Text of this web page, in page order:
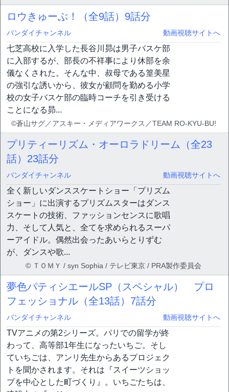
ロウきゅーぶ！（全9話） 9話分
バンダイチャンネル 動画視聴サイトへ
七芝高校に入学した長谷川昴は男子バスケ部
に入部するが、部長の不祥事により休部を余
儀なくされた。そんな中、叔母である篁美星
の強引な誘いから、彼女が顧問を勤める小学
校の女子バスケ部の臨時コーチを引き受ける
ことになる昴...
©蒼山サグ／アスキー・メディアワークス／TEAM RO-KYU-BU!
プリティーリズム・オーロラドリーム（全23
話） 23話分
バンダイチャンネル 動画視聴サイトへ
全く新しいダンススケートショー「プリズム
ショー」に出演するプリズムスターはダンス
スケートの技術、ファッションセンスに歌唱
力、そして人気と、全てを求められるスーパ
ーアイドル。偶然出会ったあいらとりずむ
が、ダンスや歌...
© ＴＯＭＹ / syn Sophia / テレビ東京 / PRA製作委員会
夢色パティシエールSP（スペシャル） プロ
フェッショナル（全13話） 7話分
バンダイチャンネル 動画視聴サイトへ
TVアニメの第2シリーズ。パリでの留学が終
わって、高等部1年生になったいちご。そし
ていちごは、アンリ先生からあるプロジェク
トを聞かされます。それは『スイーツショッ
プを中心とした町づくり』。いちごたちは、